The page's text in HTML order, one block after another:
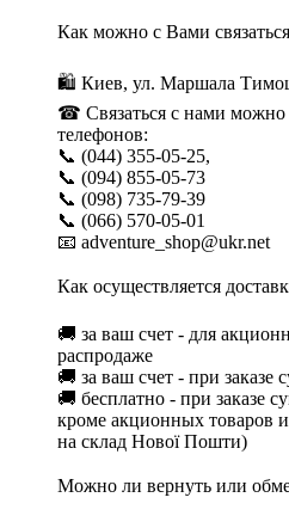
Как можно с Вами связаться
🛍 Киев, ул. Маршала
☎ Связаться с нами
телефонов:
📞 (044) 355-05-25,
📞 (094) 855-05-73
📞 (098)
📞 (066) 570-05-01
📧 adventure_shop@ukr.net
Как осуществляется
🚚 за ваш счет - для
распродаже
🚚 за ваш счет - при заказе
🚚 бесплатно - при заказе
кроме акционных товаров
на склад Нової Пошти)
Можно ли вернуть или